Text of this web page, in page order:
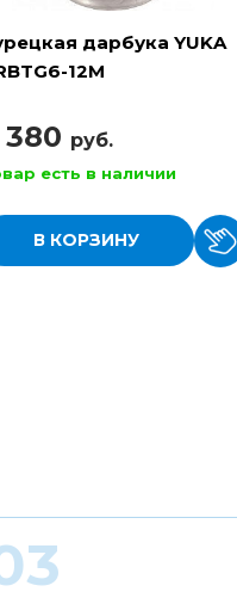
дарбука YUKA
12M
380 руб.
есть в наличии
В КОРЗИНУ